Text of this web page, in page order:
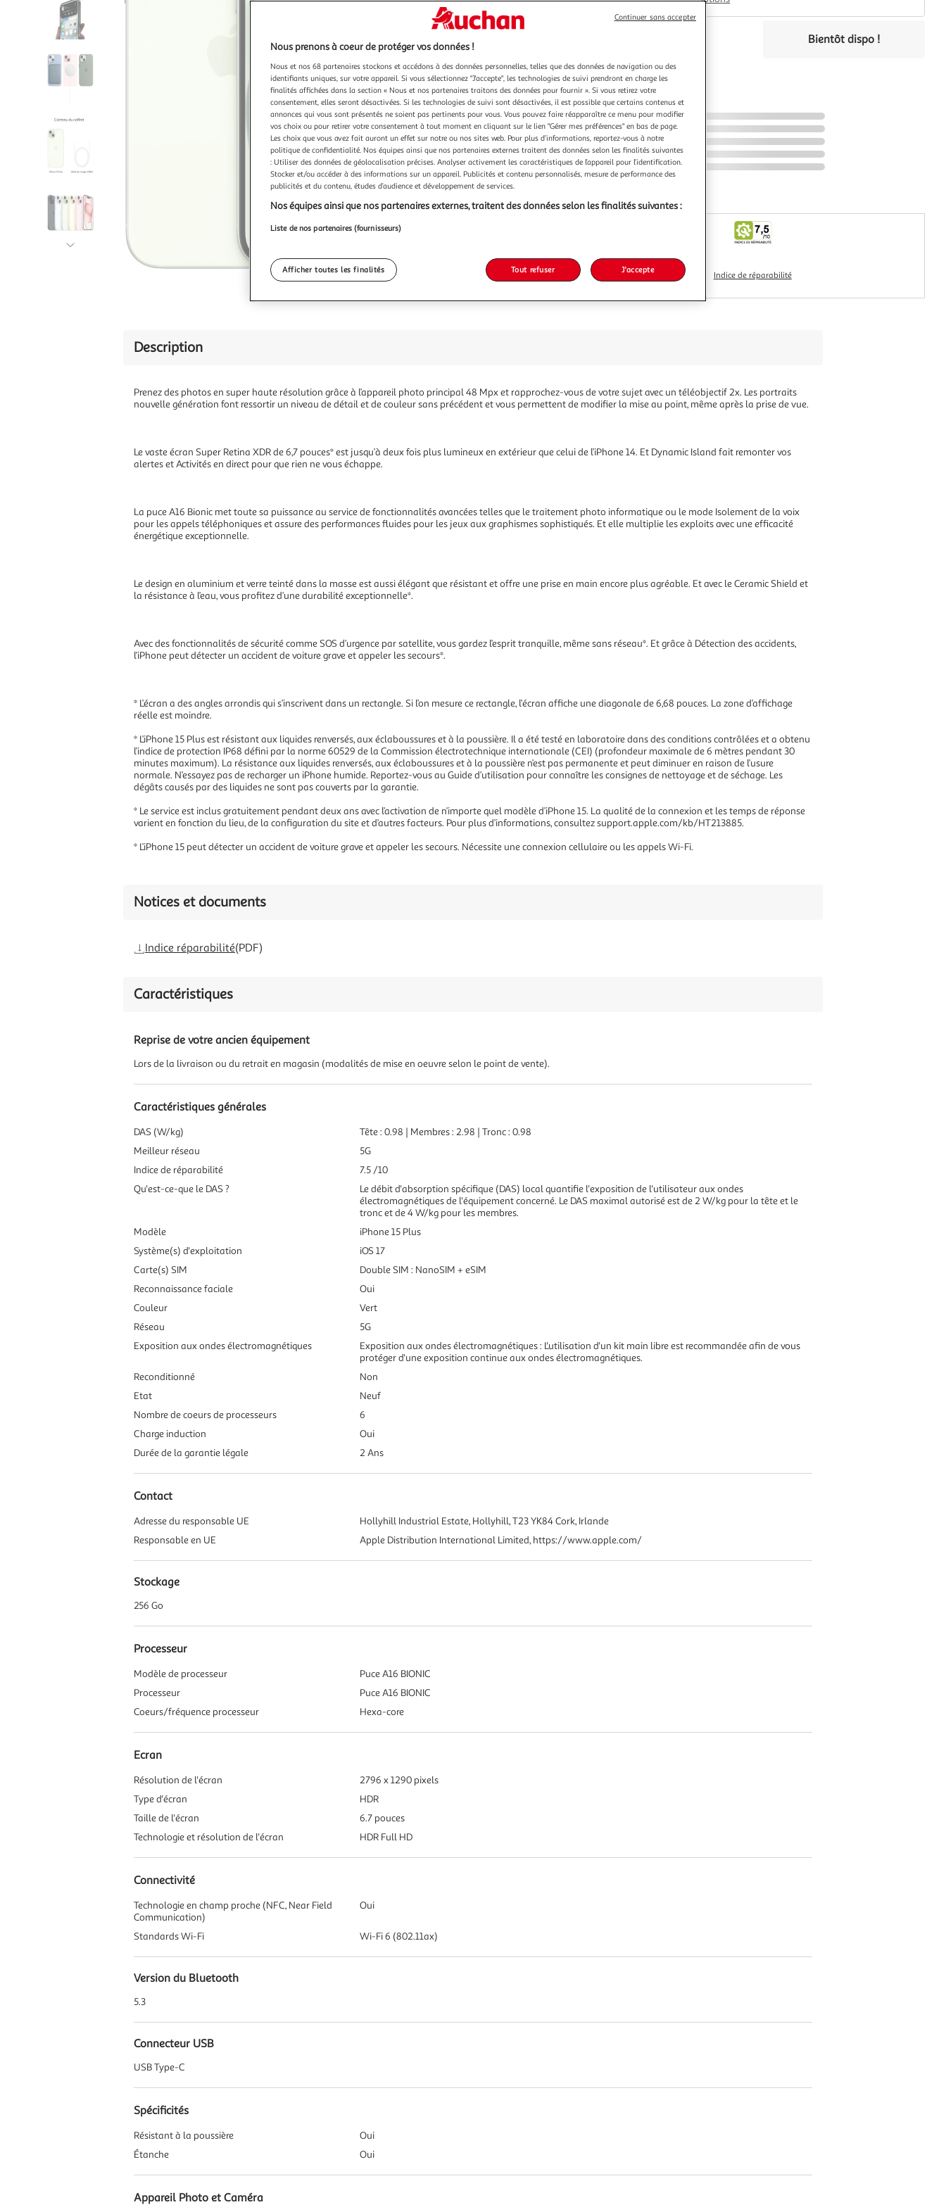
Illustration
dont 2,00€ d'éco-part.
Bientôt dispo !
Indice de réparabilité
Description
Prenez des photos en super haute résolution grâce à l’appareil photo principal 48 Mpx et rapprochez-vous de votre sujet avec un téléobjectif 2x. Les portraits
nouvelle génération font ressortir un niveau de détail et de couleur sans précédent et vous permettent de modifier la mise au point, même après la prise de vue.
Le vaste écran Super Retina XDR de 6,7 pouces* est jusqu’à deux fois plus lumineux en extérieur que celui de l’iPhone 14. Et Dynamic Island fait remonter vos
alertes et Activités en direct pour que rien ne vous échappe.
La puce A16 Bionic met toute sa puissance au service de fonctionnalités avancées telles que le traitement photo informatique ou le mode Isolement de la voix
pour les appels téléphoniques et assure des performances fluides pour les jeux aux graphismes sophistiqués. Et elle multiplie les exploits avec une efficacité
énergétique exceptionnelle.
Le design en aluminium et verre teinté dans la masse est aussi élégant que résistant et offre une prise en main encore plus agréable. Et avec le Ceramic Shield et
la résistance à l’eau, vous profitez d’une durabilité exceptionnelle*.
Avec des fonctionnalités de sécurité comme SOS d’urgence par satellite, vous gardez l’esprit tranquille, même sans réseau*. Et grâce à Détection des accidents,
l’iPhone peut détecter un accident de voiture grave et appeler les secours*.
* L’écran a des angles arrondis qui s’inscrivent dans un rectangle. Si l’on mesure ce rectangle, l’écran affiche une diagonale de 6,68 pouces. La zone d’affichage
réelle est moindre.
* L’iPhone 15 Plus est résistant aux liquides renversés, aux éclaboussures et à la poussière. Il a été testé en laboratoire dans des conditions contrôlées et a obtenu
l’indice de protection IP68 défini par la norme 60529 de la Commission électrotechnique internationale (CEI) (profondeur maximale de 6 mètres pendant 30
minutes maximum). La résistance aux liquides renversés, aux éclaboussures et à la poussière n’est pas permanente et peut diminuer en raison de l’usure
normale. N’essayez pas de recharger un iPhone humide. Reportez-vous au Guide d’utilisation pour connaître les consignes de nettoyage et de séchage. Les
dégâts causés par des liquides ne sont pas couverts par la garantie.
* Le service est inclus gratuitement pendant deux ans avec l’activation de n’importe quel modèle d’iPhone 15. La qualité de la connexion et les temps de réponse
varient en fonction du lieu, de la configuration du site et d’autres facteurs. Pour plus d’informations, consultez support.apple.com/kb/HT213885.
* L’iPhone 15 peut détecter un accident de voiture grave et appeler les secours. Nécessite une connexion cellulaire ou les appels Wi-Fi.
Notices et documents
Indice réparabilité(PDF)
Caractéristiques
Reprise de votre ancien équipement
Lors de la livraison ou du retrait en magasin (modalités de mise en oeuvre selon le point de vente).
Caractéristiques générales
DAS (W/kg)
Tête : 0.98 | Membres : 2.98 | Tronc : 0.98
Meilleur réseau
5G
Indice de réparabilité
7.5 /10
Qu'est-ce-que le DAS ?
Le débit d'absorption spécifique (DAS) local quantifie l'exposition de l'utilisateur aux ondes
électromagnétiques de l'équipement concerné. Le DAS maximal autorisé est de 2 W/kg pour la tête et le
tronc et de 4 W/kg pour les membres.
Modèle
iPhone 15 Plus
Système(s) d'exploitation
iOS 17
Carte(s) SIM
Double SIM : NanoSIM + eSIM
Reconnaissance faciale
Oui
Couleur
Vert
Réseau
5G
Exposition aux ondes électromagnétiques
Exposition aux ondes électromagnétiques : L'utilisation d'un kit main libre est recommandée afin de vous
protéger d'une exposition continue aux ondes électromagnétiques.
Reconditionné
Non
Etat
Neuf
Nombre de coeurs de processeurs
6
Charge induction
Oui
Durée de la garantie légale
2 Ans
Contact
Adresse du responsable UE
Hollyhill Industrial Estate, Hollyhill, T23 YK84 Cork, Irlande
Responsable en UE
Apple Distribution International Limited, https://www.apple.com/
Stockage
256 Go
Processeur
Modèle de processeur
Puce A16 BIONIC
Processeur
Puce A16 BIONIC
Coeurs/fréquence processeur
Hexa-core
Ecran
Résolution de l'écran
2796 x 1290 pixels
Type d'écran
HDR
Taille de l'écran
6.7 pouces
Technologie et résolution de l'écran
HDR Full HD
Connectivité
Technologie en champ proche (NFC, Near Field
Communication)
Oui
Standards Wi-Fi Wi-Fi 6 (802.11ax)
Version du Bluetooth
5.3
Connecteur USB
USB Type-C
Spécificités
Résistant à la poussière
Oui
Étanche
Oui
Appareil Photo et Caméra
Nous prenons à coeur de protéger vos données !
Nous et nos 68 partenaires stockons et accédons à des données personnelles, telles que des données de navigation ou des
identifiants uniques, sur votre appareil. Si vous sélectionnez "J'accepte", les technologies de suivi prendront en charge les
finalités affichées dans la section « Nous et nos partenaires traitons des données pour fournir ». Si vous retirez votre
consentement, elles seront désactivées. Si les technologies de suivi sont désactivées, il est possible que certains contenus et
annonces qui vous sont présentés ne soient pas pertinents pour vous. Vous pouvez faire réapparaître ce menu pour modifier
vos choix ou pour retirer votre consentement à tout moment en cliquant sur le lien "Gérer mes préférences" en bas de page.
Les choix que vous avez fait auront un effet sur notre ou nos sites web. Pour plus d’informations, reportez-vous à notre
politique de confidentialité. Nos équipes ainsi que nos partenaires externes traitent des données selon les finalités suivantes
: Utiliser des données de géolocalisation précises. Analyser activement les caractéristiques de l’appareil pour l’identification.
Stocker et/ou accéder à des informations sur un appareil. Publicités et contenu personnalisés, mesure de performance des
publicités et du contenu, études d’audience et développement de services.
Nos équipes ainsi que nos partenaires externes, traitent des données selon les finalités suivantes :
Liste de nos partenaires (fournisseurs)
Afficher toutes les finalités Tout refuser J'accepte
Continuer sans accepter